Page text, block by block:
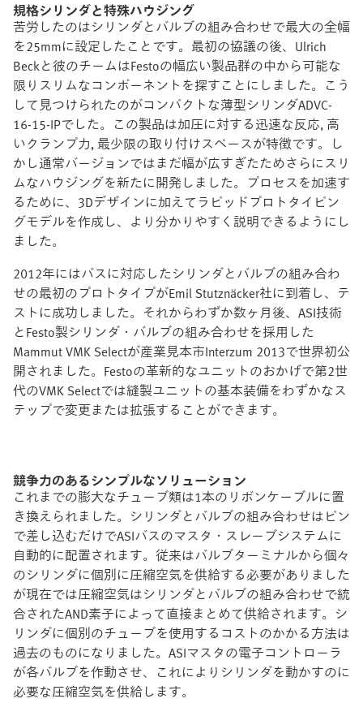
規格シリンダと特殊ハウジング
苦労したのはシリンダとバルブの組み合わせで最大の全幅
を25mmに設定したことです。最初の協議の後、Ulrich
Beckと彼のチームはFestoの幅広い製品群の中から可能な
限りスリムなコンポーネントを探すことにしました。こう
して見つけられたのがコンパクトな薄型シリンダADVC-
16-15-IPでした。この製品は加圧に対する迅速な反応, 高
いクランプ力, 最少限の取り付けスペースが特徴です。し
かし通常バージョンではまだ幅が広すぎたためさらにスリ
ムなハウジングを新たに開発しました。プロセスを加速す
るために、3Dデザインに加えてラピッドプロトタイピン
グモデルを作成し、より分かりやすく説明できるようにし
ました。
2012年にはバスに対応したシリンダとバルブの組み合わ
せの最初のプロトタイプがEmil Stutznäcker社に到着し、テ
ストに成功しました。それからわずか数ヶ月後、ASI技術
とFesto製シリンダ・バルブの組み合わせを採用した
Mammut VMK Selectが産業見本市Interzum 2013で世界初公
開されました。Festoの革新的なユニットのおかげで第2世
代のVMK Selectでは縫製ユニットの基本装備をわずかなス
テップで変更または拡張することができます。
競争力のあるシンプルなソリューション
これまでの膨大なチューブ類は1本のリボンケーブルに置
き換えられました。シリンダとバルブの組み合わせはピン
で差し込むだけでASIバスのマスタ・スレーブシステムに
自動的に配置されます。従来はバルブターミナルから個々
のシリンダに個別に圧縮空気を供給する必要がありました
が現在では圧縮空気はシリンダとバルブの組み合わせで統
合されたAND素子によって直接まとめて供給されます。シ
リンダに個別のチューブを使用するコストのかかる方法は
過去のものになりました。ASIマスタの電子コントローラ
が各バルブを作動させ、これによりシリンダを動かすのに
必要な圧縮空気を供給します。